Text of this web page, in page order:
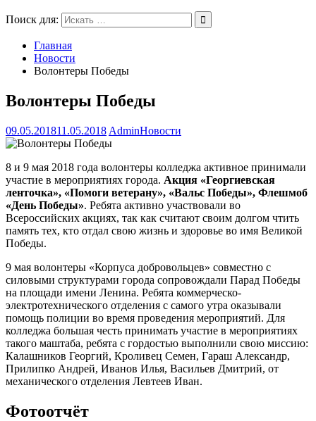
Поиск для:
Главная
Новости
Волонтеры Победы
Волонтеры Победы
09.05.201811.05.2018 AdminНовости
8 и 9 мая 2018 года волонтеры колледжа активное принимали
участие в мероприятиях города. Акция «Георгиевская
ленточка», «Помоги ветерану», «Вальс Победы», Флешмоб
«День Победы». Ребята активно участвовали во
Всероссийских акциях, так как считают своим долгом чтить
память тех, кто отдал свою жизнь и здоровье во имя Великой
Победы.
9 мая волонтеры «Корпуса добровольцев» совместно с
силовыми структурами города сопровождали Парад Победы
на площади имени Ленина. Ребята коммерческо-
электротехнического отделения с самого утра оказывали
помощь полиции во время проведения мероприятий. Для
колледжа большая честь принимать участие в мероприятиях
такого маштаба, ребята с гордостью выполнили свою миссию:
Калашников Георгий, Кроливец Семен, Гараш Александр,
Прилипко Андрей, Иванов Илья, Васильев Дмитрий, от
механического отделения Левтеев Иван.
Фотоотчёт